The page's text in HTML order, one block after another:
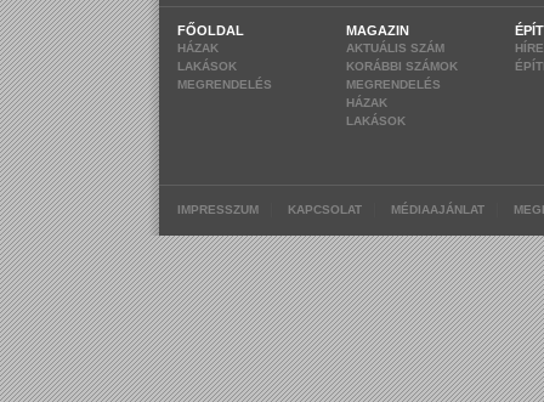
FŐOLDAL
HÁZAK
LAKÁSOK
MEGRENDELÉS
MAGAZIN
AKTUÁLIS SZÁM
KORÁBBI SZÁMOK
MEGRENDELÉS
HÁZAK
LAKÁSOK
IMPRESSZUM KAPCSOLAT MÉDIAAJÁNLAT